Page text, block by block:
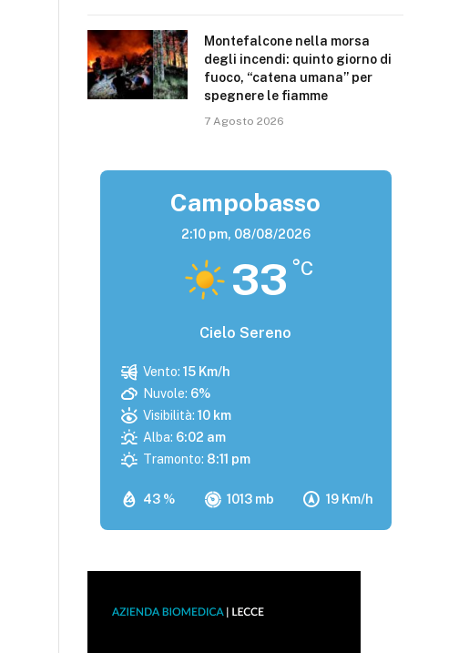
Montefalcone nella morsa
degli incendi: quinto giorno di
fuoco, “catena umana” per
spegnere le fiamme
7 Agosto 2026
Campobasso
2:10 pm, 08/08/2026
33 °C
Cielo Sereno
43 % 1013 mb 19 Km/h
Vento: 15 Km/h
Nuvole: 6%
Visibilità: 10 km
Alba: 6:02 am
Tramonto: 8:11 pm